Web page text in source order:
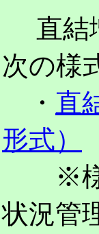
直結
次の様
・ 直
形式）
※様式
状況管